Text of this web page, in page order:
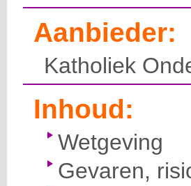
Aanbieder:
Katholiek
Inhoud:
Wetgeving
Gevaren,